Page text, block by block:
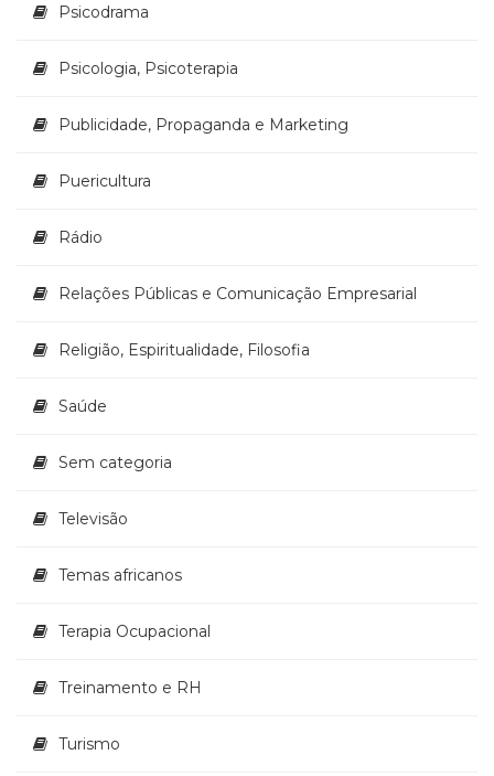
Psicodrama
Psicologia, Psicoterapia
Publicidade, Propaganda e Marketing
Puericultura
Rádio
Relações Públicas e Comunicação Empresarial
Religião, Espiritualidade, Filosofia
Saúde
Sem categoria
Televisão
Temas africanos
Terapia Ocupacional
Treinamento e RH
Turismo